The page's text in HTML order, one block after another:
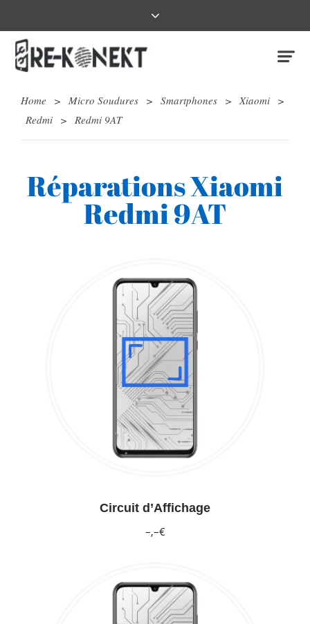
Home > Micro Soudures > Smartphones > Xiaomi >
Redmi > Redmi 9AT
Réparations Xiaomi
Redmi 9AT
Circuit d’Affichage
–,–€